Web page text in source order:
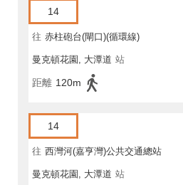
14
往 赤柱砲台(閘口)(循環線)
曼克頓花園, 大潭道 站
距離 120m
14
往 西灣河(嘉亨灣)公共交通總站
曼克頓花園, 大潭道 站